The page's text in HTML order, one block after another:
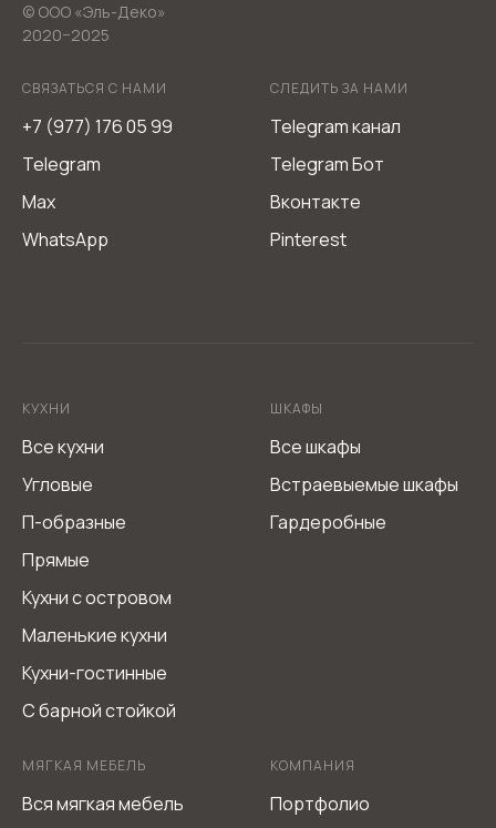
© ООО «Эль-Деко»
2020−2025
СВЯЗАТЬСЯ С НАМИ
+7 (977) 176 05 99
Telegram
Max
WhatsApp
СЛЕДИТЬ ЗА НАМИ
Telegram канал
Telegram Бот
Вконтакте
Pinterest
КУХНИ
Все кухни
Угловые
П-образные
Прямые
Кухни с островом
Маленькие кухни
Кухни-гостинные
С барной стойкой
ШКАФЫ
Все шкафы
Встраевыемые шкафы
Гардеробные
МЯГКАЯ МЕБЕЛЬ
Вся мягкая мебель
КОМПАНИЯ
Портфолио